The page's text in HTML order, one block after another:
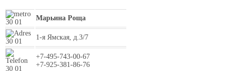
Марьина Роща
1-я Ямская, д.3/7
+7-495-743-00-67
+7-925-381-86-76